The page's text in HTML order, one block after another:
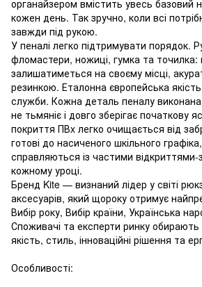
органайзером вмістить увесь базовий
кожен день. Так зручно, коли всі
завжди під рукою.
У пеналі легко підтримувати порядок.
фломастери, ножиці, гумка та
залишатиметься на своєму місці,
резинкою. Еталонна європейська якість
служби. Кожна деталь пеналу
не тьмяніє і довго зберігає початкову
покриття ПВx легко очищається від
готові до насиченого шкільного
справляються із частими
кожному уроці.
Бренд Kite — визнаний лідер у світі
аксесуарів, який щороку отримує
Вибір року, Вибір країни, Українська
Споживачі та експерти ринку обирають
якість, стиль, інноваційні рішення та
Особливості: